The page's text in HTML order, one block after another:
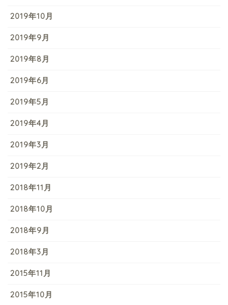
2019年10月
2019年9月
2019年8月
2019年6月
2019年5月
2019年4月
2019年3月
2019年2月
2018年11月
2018年10月
2018年9月
2018年3月
2015年11月
2015年10月